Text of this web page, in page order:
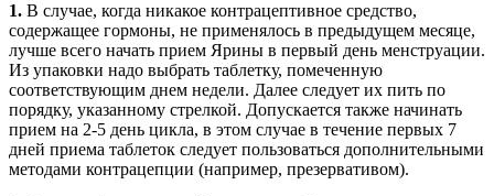
1. В случае, когда никакое контрацептивное средство,
содержащее гормоны, не применялось в предыдущем месяце,
лучше всего начать прием Ярины в первый день менструации.
Из упаковки надо выбрать таблетку, помеченную
соответствующим днем недели. Далее следует их пить по
порядку, указанному стрелкой. Допускается также начинать
прием на 2-5 день цикла, в этом случае в течение первых 7
дней приема таблеток следует пользоваться дополнительными
методами контрацепции (например, презервативом).